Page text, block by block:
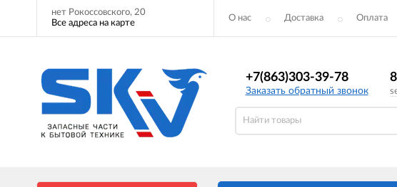
нет Рокоссовского, 20
Все адреса на карте
О нас Доставка Оплата
+7(863)303-39-78
Заказать обратный звонок